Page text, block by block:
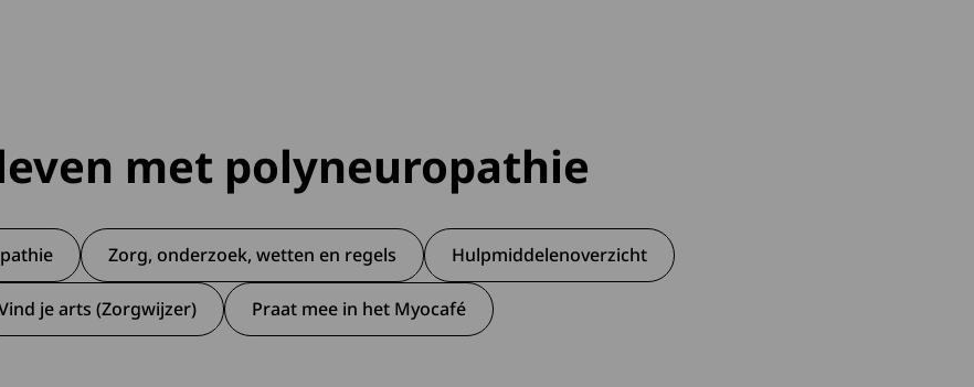
met polyneuropathie
Zorg, onderzoek, wetten en regels Hulpmiddelenoverzicht
je arts (Zorgwijzer) Praat mee in het Myocafé